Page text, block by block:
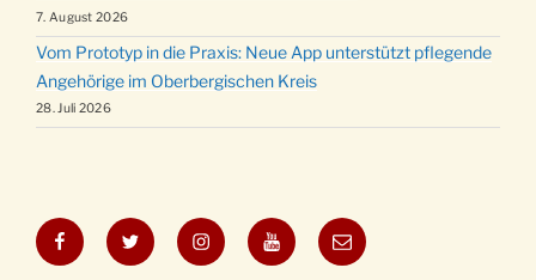
7. August 2026
Vom Prototyp in die Praxis: Neue App unterstützt pflegende
Angehörige im Oberbergischen Kreis
28. Juli 2026
FacebookTwitter InstagramYouTubeE-
Mail